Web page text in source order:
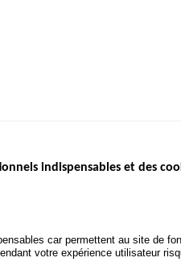
public.fr
indispensables et des
car permettent au site de
votre expérience utilisateur